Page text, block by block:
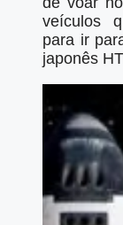
veículos
para ir
japonês